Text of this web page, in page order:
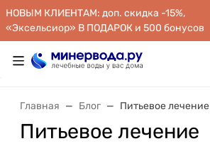
НОВЫМ КЛИЕНТАМ: доп. скидка -15%,
«Эксельсиор» В ПОДАРОК и 500 бонусов
Главная Блог Питьевое лечение
Питьевое лечение